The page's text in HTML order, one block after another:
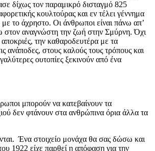
δίχως τον παραμικρό δισταγμό 825
κουλτούρας και εν τέλει γέννημα
το άχρηστο. Οι άνθρωποι είναι πάνω απ’
στον αναγνώστη την ζωή στην Σμύρνη. Όχι
την καθαροδευτέρα με τα
ανάποδες, στους καλούς τους τρόπους και
ουτοπίες ξεκινούν από ένα
μπορούν να κατεβαίνουν τα
δεν φτάνουν στα ανθρώπινα όρια άλλα τα
Ένα στοιχείο μονάχα θα σας δώσω και
1922 είχε παρθεί η απόφαση για την